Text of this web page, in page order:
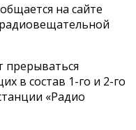
на сайте
прерываться
в состав 1-го и 2-го
«Радио